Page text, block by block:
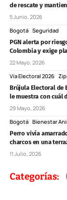
de rescate y
5 Junio, 2026
Bogotá Seguridad
PGN alerta por
Colombia y exige
22 Mayo, 2026
Vía Electoral 2026
Brújula Electoral de
le muestra con cuál
29 Mayo, 2026
Bogotá Bienestar
Perro vivía
charcos en una
11 Julio, 2026
Categorías: